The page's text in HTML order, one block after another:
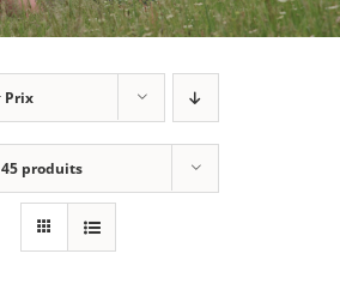
Prix
45 produits